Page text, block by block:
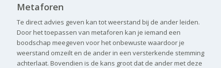
Metaforen
Te direct advies geven kan tot weerstand bij de ander leiden.
Door het toepassen van metaforen kan je iemand een
boodschap meegeven voor het onbewuste waardoor je
weerstand omzeilt en de ander in een versterkende stemming
achterlaat. Bovendien is de kans groot dat de ander met deze